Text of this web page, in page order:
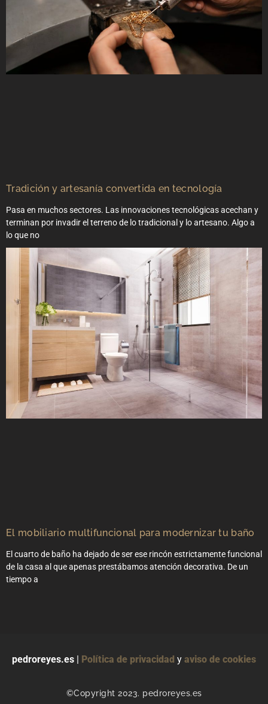
Tradición y artesanía convertida en tecnología
Pasa en muchos sectores. Las innovaciones tecnológicas acechan y
terminan por invadir el terreno de lo tradicional y lo artesano. Algo a
lo que no
El mobiliario multifuncional para modernizar tu baño
El cuarto de baño ha dejado de ser ese rincón estrictamente funcional
de la casa al que apenas prestábamos atención decorativa. De un
tiempo a
©Copyright 2023. pedroreyes.es
pedroreyes.es Política de privacidad y aviso de cookies